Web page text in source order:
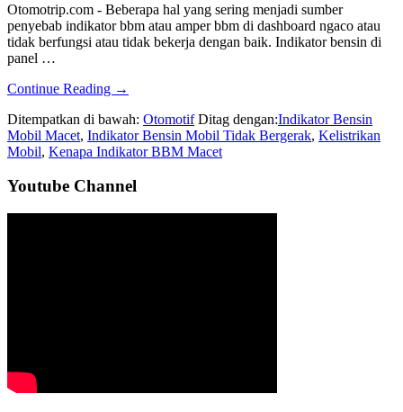
Otomotrip.com - Beberapa hal yang sering menjadi sumber
penyebab indikator bbm atau amper bbm di dashboard ngaco atau
tidak berfungsi atau tidak bekerja dengan baik. Indikator bensin di
panel …
Continue Reading about
Kenapa
Indikator
Bensin
Berfungsi
→
Ditempatkan di bawah: Otomotif Ditag dengan:Indikator Bensin
Mobil Macet, Indikator Bensin Mobil Tidak Bergerak, Kelistrikan
Mobil, Kenapa Indikator BBM Macet
Sidebar
Utama
Youtube Channel